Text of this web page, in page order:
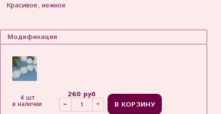
Красивое, нежное
Модификации
4 шт
в наличии
260 руб
В КОРЗИНУ